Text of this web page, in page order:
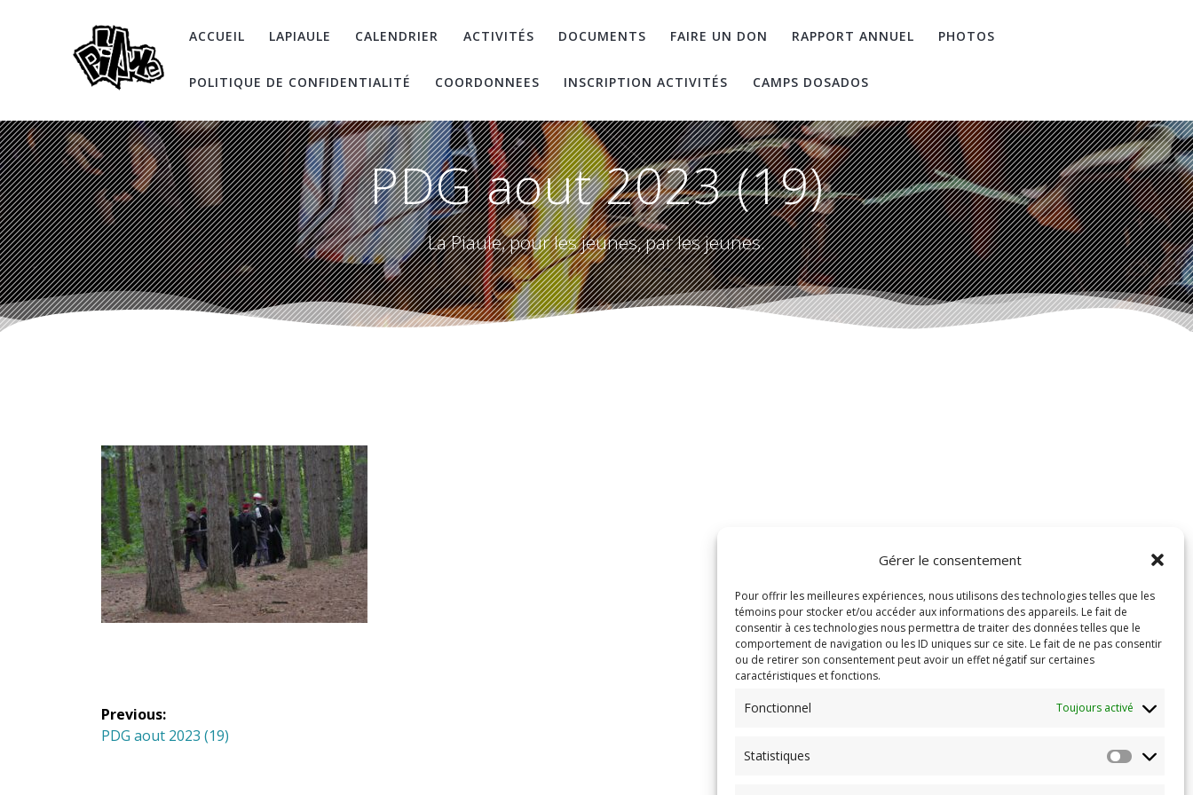
Gérer le consentement
Pour offrir les meilleures expériences, nous utilisons des technologies telles que les
témoins pour stocker et/ou accéder aux informations des appareils. Le fait de
consentir à ces technologies nous permettra de traiter des données telles que le
comportement de navigation ou les ID uniques sur ce site. Le fait de ne pas consentir
ou de retirer son consentement peut avoir un effet négatif sur certaines
caractéristiques et fonctions.
Fonctionnel Toujours activé
Statistiques
ACCUEIL LAPIAULE CALENDRIER ACTIVITÉS DOCUMENTS FAIRE UN DON RAPPORT ANNUEL PHOTOS
POLITIQUE DE CONFIDENTIALITÉ COORDONNEES INSCRIPTION ACTIVITÉS CAMPS DOSADOS
PDG aout 2023 (19)
La Piaule, pour les jeunes, par les jeunes.
Navigation
de
Previous:
Previous
PDG aout 2023 (19)